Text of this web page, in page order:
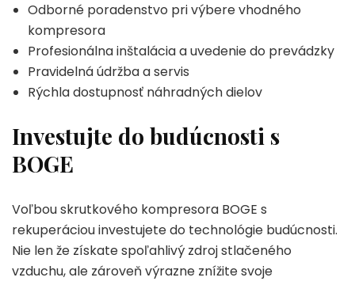
Odborné poradenstvo pri výbere vhodného
kompresora
Profesionálna inštalácia a uvedenie do prevádzky
Pravidelná údržba a servis
Rýchla dostupnosť náhradných dielov
Investujte do budúcnosti s
BOGE
Voľbou skrutkového kompresora BOGE s
rekuperáciou investujete do technológie budúcnosti.
Nie len že získate spoľahlivý zdroj stlačeného
vzduchu, ale zároveň výrazne znížite svoje